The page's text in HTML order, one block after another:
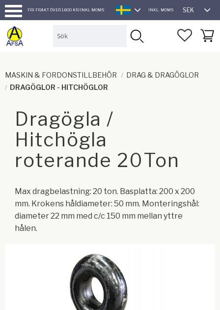
Meny
FRI FRAKT ÖVER 1.600 KR/INKL MOMS
SVENSKA
INKL. MOMS SEK
MASKIN & FORDONSTILLBEHÖR
DRAG & DRAGÖGLOR
DRAGÖGLOR - HITCHÖGLOR
Dragögla /
Hitchögla
roterande 20Ton
Max dragbelastning: 20 ton. ​Basplatta: 200 x 200
mm. Krokens håldiameter: 50 mm. Monteringshål:
diameter 22 mm med c/c 150 mm mellan yttre
hålen.